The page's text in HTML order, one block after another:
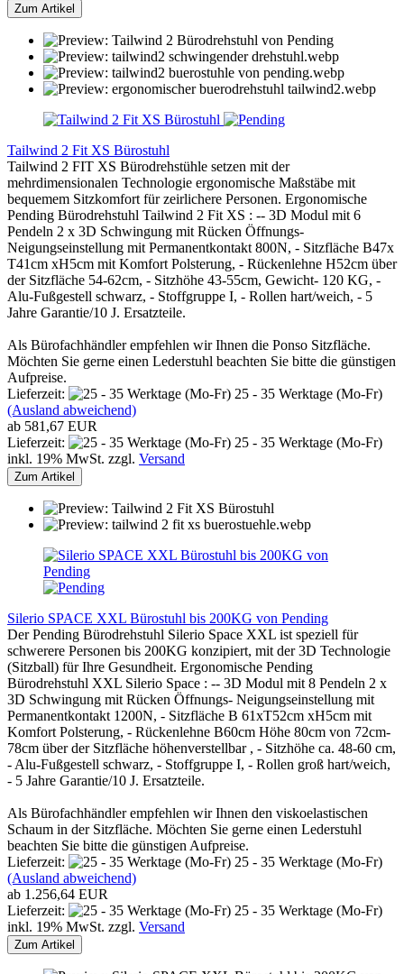
Zum Artikel
Tailwind 2 Fit XS Bürostuhl
Tailwind 2 FIT XS Bürodrehstühle setzen mit der
mehrdimensionalen Technologie ergonomische Maßstäbe mit
bequemem Sitzkomfort für zeirlichere Personen. Ergonomische
Pending Bürodrehstuhl Tailwind 2 Fit XS : -- 3D Modul mit 6
Pendeln 2 x 3D Schwingung mit Rücken Öffnungs-
Neigungseinstellung mit Permanentkontakt 800N, - Sitzfläche B47x
T41cm xH5cm mit Komfort Polsterung, - Rückenlehne H52cm über
der Sitzfläche 54-62cm, - Sitzhöhe 43-55cm, Gewicht- 120 KG, -
Alu-Fußgestell schwarz, - Stoffgruppe I, - Rollen hart/weich, - 5
Jahre Garantie/10 J. Ersatzteile.
Als Bürofachhändler empfehlen wir Ihnen die Ponso Sitzfläche.
Möchten Sie gerne einen Lederstuhl beachten Sie bitte die günstigen
Aufpreise.
Lieferzeit:
25 - 35 Werktage (Mo-Fr)
(Ausland abweichend)
ab 581,67 EUR
Lieferzeit:
25 - 35 Werktage (Mo-Fr)
inkl. 19% MwSt. zzgl. Versand
Zum Artikel
Silerio SPACE XXL Bürostuhl bis 200KG von Pending
Der Pending Bürodrehstuhl Silerio Space XXL ist speziell für
schwerere Personen bis 200KG konzipiert, mit der 3D Technologie
(Sitzball) für Ihre Gesundheit. Ergonomische Pending
Bürodrehstuhl XXL Silerio Space : -- 3D Modul mit 8 Pendeln 2 x
3D Schwingung mit Rücken Öffnungs- Neigungseinstellung mit
Permanentkontakt 1200N, - Sitzfläche B 61xT52cm xH5cm mit
Komfort Polsterung, - Rückenlehne B60cm Höhe 80cm von 72cm-
78cm über der Sitzfläche höhenverstellbar , - Sitzhöhe ca. 48-60 cm,
- Alu-Fußgestell schwarz, - Stoffgruppe I, - Rollen groß hart/weich,
- 5 Jahre Garantie/10 J. Ersatzteile.
Als Bürofachhändler empfehlen wir Ihnen den viskoelastischen
Schaum in der Sitzfläche. Möchten Sie gerne einen Lederstuhl
beachten Sie bitte die günstigen Aufpreise.
Lieferzeit:
25 - 35 Werktage (Mo-Fr)
(Ausland abweichend)
ab 1.256,64 EUR
Lieferzeit:
25 - 35 Werktage (Mo-Fr)
inkl. 19% MwSt. zzgl. Versand
Zum Artikel